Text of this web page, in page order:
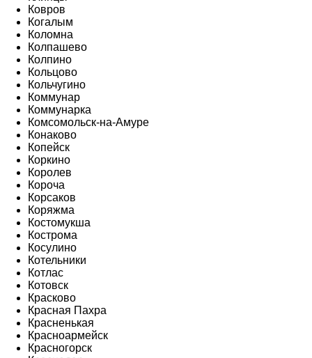
Ковров
Когалым
Коломна
Колпашево
Колпино
Кольцово
Кольчугино
Коммунар
Коммунарка
Комсомольск-на-Амуре
Конаково
Копейск
Коркино
Королев
Короча
Корсаков
Коряжма
Костомукша
Кострома
Косулино
Котельники
Котлас
Котовск
Красково
Красная Пахра
Красненькая
Красноармейск
Красногорск